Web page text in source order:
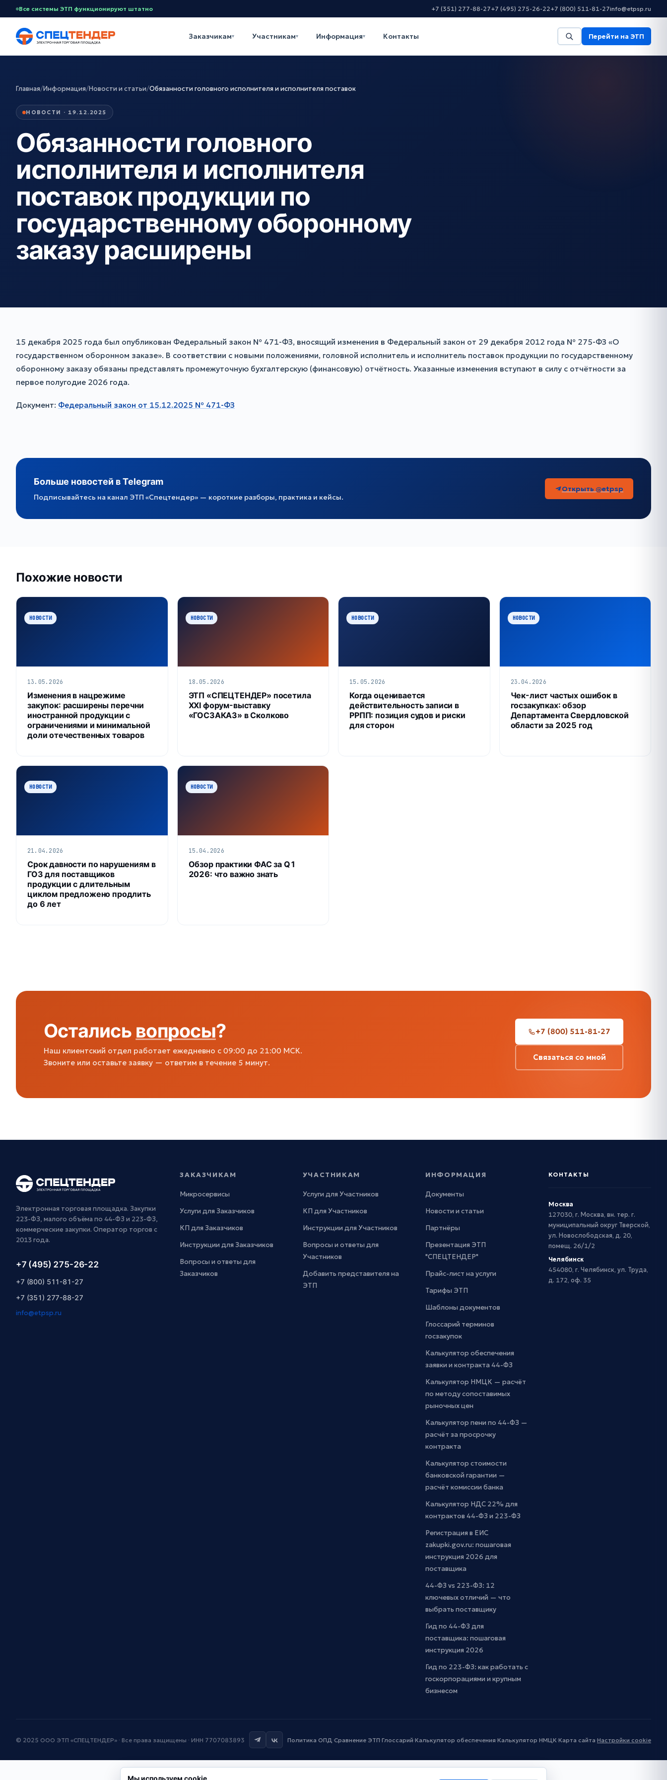
Все системы ЭТП функционируют штатно +7 (351) 277-88-27+7 (495) 275-26-22+7 (800) 511-81-27info@etpsp.ru
Заказчикам▾ Участникам▾ Информация▾ Контакты Перейти на ЭТП
Главная/Информация/Новости и статьи/Обязанности головного исполнителя и исполнителя поставок
НОВОСТИ · 19.12.2025
Обязанности головного
исполнителя и исполнителя
поставок продукции по
государственному оборонному
заказу расширены
15 декабря 2025 года был опубликован Федеральный закон № 471-ФЗ, вносящий изменения в Федеральный закон от 29 декабря 2012 года № 275-ФЗ «О
государственном оборонном заказе». В соответствии с новыми положениями, головной исполнитель и исполнитель поставок продукции по государственному
оборонному заказу обязаны представлять промежуточную бухгалтерскую (финансовую) отчётность. Указанные изменения вступают в силу с отчётности за
первое полугодие 2026 года.
Документ: Федеральный закон от 15.12.2025 № 471-ФЗ
Больше новостей в Telegram
Подписывайтесь на канал ЭТП «Спецтендер» — короткие разборы, практика и кейсы.
Открыть @etpsp
Похожие новости
НОВОСТИ
13.05.2026
Изменения в нацрежиме
закупок: расширены перечни
иностранной продукции с
ограничениями и минимальной
доли отечественных товаров
НОВОСТИ
18.05.2026
ЭТП «СПЕЦТЕНДЕР» посетила
XXI форум-выставку
«ГОСЗАКАЗ» в Сколково
НОВОСТИ
15.05.2026
Когда оценивается
действительность записи в
РРПП: позиция судов и риски
для сторон
НОВОСТИ
23.04.2026
Чек-лист частых ошибок в
госзакупках: обзор
Департамента Свердловской
области за 2025 год
НОВОСТИ
21.04.2026
Срок давности по нарушениям в
ГОЗ для поставщиков
продукции с длительным
циклом предложено продлить
до 6 лет
НОВОСТИ
15.04.2026
Обзор практики ФАС за Q1
2026: что важно знать
Остались вопросы?
Наш клиентский отдел работает ежедневно с 09:00 до 21:00 МСК.
Звоните или оставьте заявку — ответим в течение 5 минут.
+7 (800) 511-81-27
Связаться со мной
Электронная торговая площадка. Закупки
223-ФЗ, малого объёма по 44-ФЗ и 223-ФЗ,
коммерческие закупки. Оператор торгов с
2013 года.
+7 (495) 275-26-22
+7 (800) 511-81-27
+7 (351) 277-88-27
info@etpsp.ru
ЗАКАЗЧИКАМ
Микросервисы
Услуги для Заказчиков
КП для Заказчиков
Инструкции для Заказчиков
Вопросы и ответы для
Заказчиков
УЧАСТНИКАМ
Услуги для Участников
КП для Участников
Инструкции для Участников
Вопросы и ответы для
Участников
Добавить представителя на
ЭТП
ИНФОРМАЦИЯ
Документы
Новости и статьи
Партнёры
Презентация ЭТП
"СПЕЦТЕНДЕР"
Прайс-лист на услуги
Тарифы ЭТП
Шаблоны документов
Глоссарий терминов
госзакупок
Калькулятор обеспечения
заявки и контракта 44-ФЗ
Калькулятор НМЦК — расчёт
по методу сопоставимых
рыночных цен
Калькулятор пени по 44-ФЗ —
расчёт за просрочку
контракта
Калькулятор стоимости
банковской гарантии —
расчёт комиссии банка
Калькулятор НДС 22% для
контрактов 44-ФЗ и 223-ФЗ
Регистрация в ЕИС
zakupki.gov.ru: пошаговая
инструкция 2026 для
поставщика
44-ФЗ vs 223-ФЗ: 12
ключевых отличий — что
выбрать поставщику
Гид по 44-ФЗ для
поставщика: пошаговая
инструкция 2026
Гид по 223-ФЗ: как работать с
госкорпорациями и крупным
бизнесом
КОНТАКТЫ
Москва
127030, г. Москва, вн. тер. г.
муниципальный округ Тверской,
ул. Новослободская, д. 20,
помещ. 26/1/2
Челябинск
454080, г. Челябинск, ул. Труда,
д. 172, оф. 35
© 2025 ООО ЭТП «СПЕЦТЕНДЕР» · Все права защищены · ИНН 7707083893 Политика ОПД ·Сравнение ЭТП·Глоссарий·Калькулятор обеспечения·Калькулятор НМЦК·Карта сайта·Настройки cookie
Мы используем cookie